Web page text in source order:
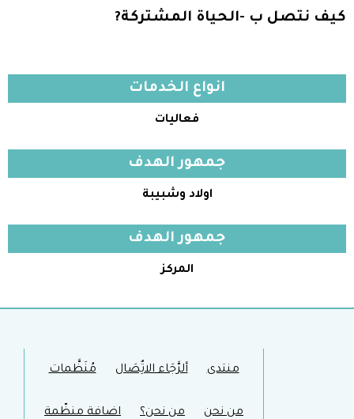
كيف نتصل ب -الحياة المشتركة?
انواع الخدمات
فعاليات
جمهور الهدف
اولاد وشبيبة
جمهور الهدف
المركز
منتدى ألرَّجَاء الاتٌِصَال مُنَظَّمات
من نحن من نحن؟ اضافة منظّمة